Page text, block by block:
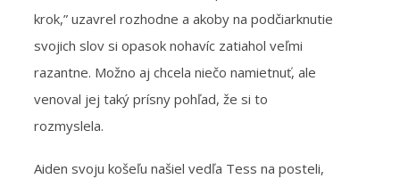
krok,” uzavrel rozhodne a akoby na podčiarknutie
svojich slov si opasok nohavíc zatiahol veľmi
razantne. Možno aj chcela niečo namietnuť, ale
venoval jej taký prísny pohľad, že si to
rozmyslela.
Aiden svoju košeľu našiel vedľa Tess na posteli,